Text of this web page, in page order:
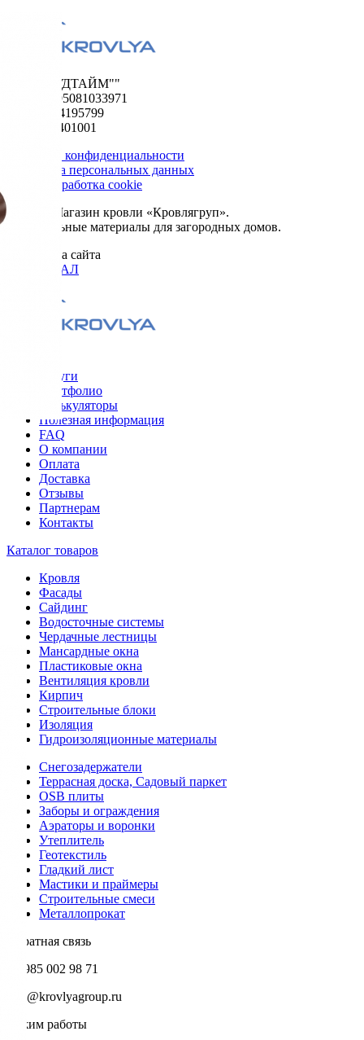
ООО "ФУДТАЙМ""
ОГРН 1195081033971
ИНН 5024195799
КПП 502401001
Политика конфиденциальности
Обработка персональных данных
Сбор и обработка cookie
© 2026. Магазин кровли «Кровлягруп».
Строительные материалы для загородных домов.
Разработка сайта
ОРИГИНАЛ
Услуги
Портфолио
Калькуляторы
Полезная информация
FAQ
О компании
Оплата
Доставка
Отзывы
Партнерам
Контакты
Каталог товаров
Кровля
Фасады
Сайдинг
Водосточные системы
Чердачные лестницы
Мансардные окна
Пластиковые окна
Вентиляция кровли
Кирпич
Строительные блоки
Изоляция
Гидроизоляционные материалы
Снегозадержатели
Террасная доска, Садовый паркет
OSB плиты
Заборы и ограждения
Аэраторы и воронки
Утеплитель
Геотекстиль
Гладкий лист
Мастики и праймеры
Строительные смеси
Металлопрокат
Обратная связь
+7 985 002 98 71
info@krovlyagroup.ru
Режим работы